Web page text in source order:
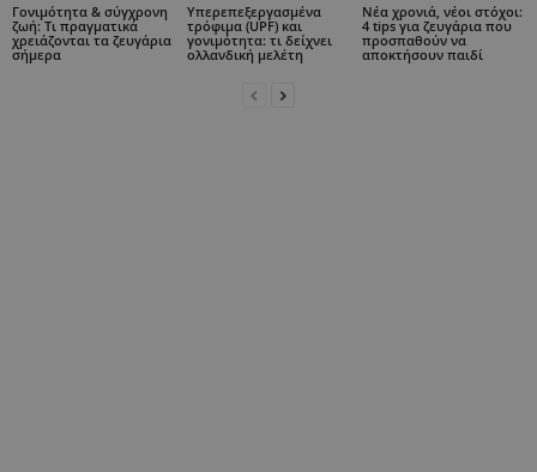
Γονιμότητα & σύγχρονη
ζωή: Τι πραγματικά
χρειάζονται τα ζευγάρια
σήμερα
Υπερεπεξεργασμένα
τρόφιμα (UPF) και
γονιμότητα: τι δείχνει
ολλανδική μελέτη
Νέα χρονιά, νέοι στόχοι:
4 tips για ζευγάρια που
προσπαθούν να
αποκτήσουν παιδί